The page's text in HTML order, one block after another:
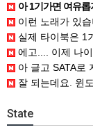
아 1기가면 여유롭
이런 노래가 있습니다
실제 타이북은 1기가이지만 UTM
에고.... 이제 나이가 많아서,,,
아 글고 SATA로 지정해도
잘 되는데요. 윈도 설정
State